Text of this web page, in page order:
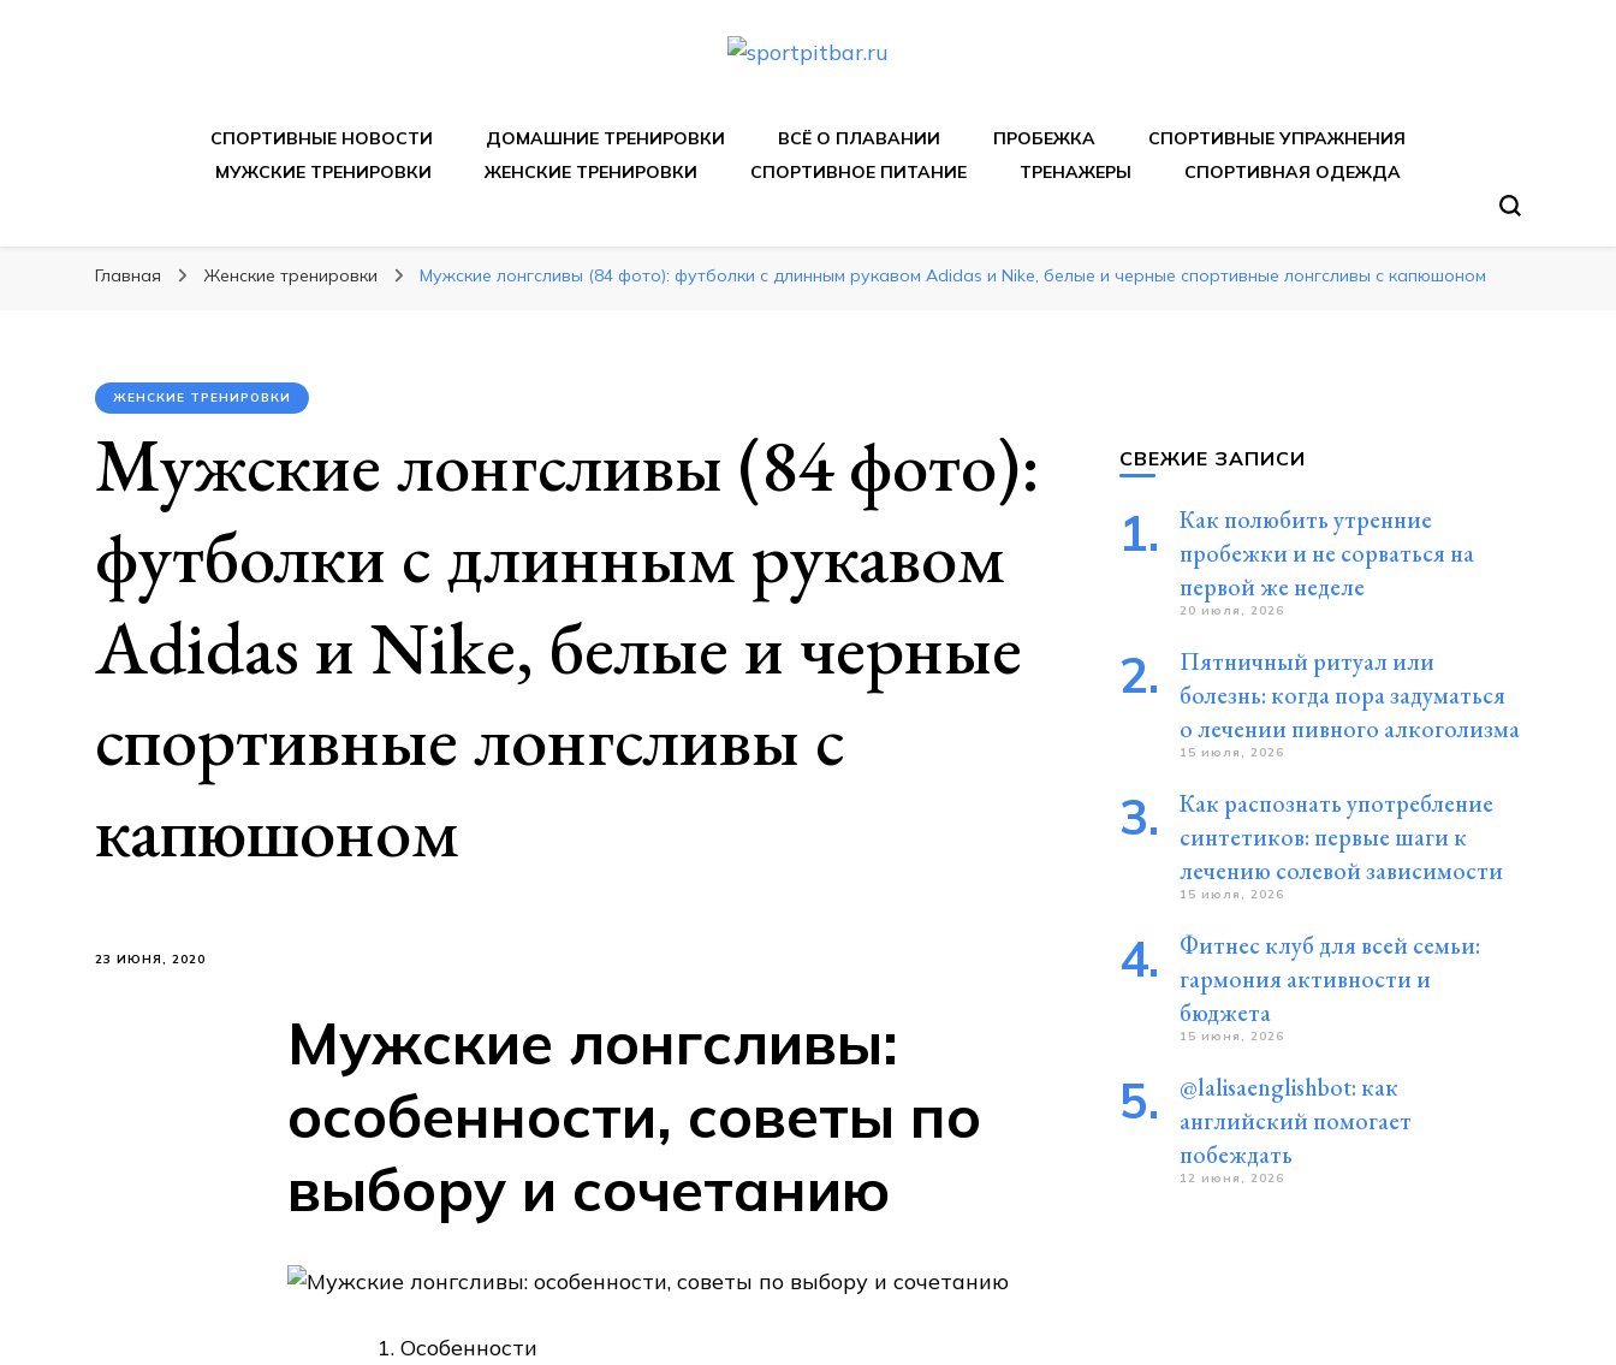
СПОРТИВНЫЕ НОВОСТИ ДОМАШНИЕ ТРЕНИРОВКИ ВСЁ О ПЛАВАНИИ ПРОБЕЖКА
СПОРТИВНЫЕ УПРАЖНЕНИЯ
МУЖСКИЕ ТРЕНИРОВКИ
ЖЕНСКИЕ ТРЕНИРОВКИ СПОРТИВНОЕ ПИТАНИЕ ТРЕНАЖЕРЫ СПОРТИВНАЯ ОДЕЖДА
Главная Женские тренировки Мужские лонгсливы (84 фото): футболки с длинным рукавом Adidas и Nike, белые и черные спортивные лонгсливы с капюшоном
ЖЕНСКИЕ ТРЕНИРОВКИ
Мужские лонгсливы (84 фото):
футболки с длинным рукавом
Adidas и Nike, белые и черные
спортивные лонгсливы с
капюшоном
23 ИЮНЯ, 2020
Мужские лонгсливы:
особенности, советы по
выбору и сочетанию
Особенности
СВЕЖИЕ ЗАПИСИ
Как полюбить утренние
пробежки и не сорваться на
первой же неделе
20 июля, 2026
Пятничный ритуал или
болезнь: когда пора задуматься
о лечении пивного алкоголизма
15 июля, 2026
Как распознать употребление
синтетиков: первые шаги к
лечению солевой зависимости
15 июля, 2026
Фитнес клуб для всей семьи:
гармония активности и
бюджета
15 июня, 2026
@lalisaenglishbot: как
английский помогает
побеждать
12 июня, 2026